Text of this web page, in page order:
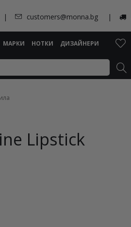
customers@monna.bg
МАРКИ НОТКИ ДИЗАЙНЕРИ
Lipstick